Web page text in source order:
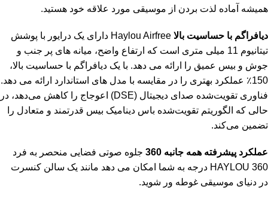
همیشه آماده لذت بردن از موسیقی مورد علاقه خود هستید.
دیافراگم با حساسیت بالا
Haylou Airfree دارای یک درایور با پوشش
تیتانیوم 11 میلی متری است که ارتفاع واضح، میانه های پر جنب و
جوش و بیس عمیق را ارائه می دهد. با یک دیافراگم با حساسیت بالا،
150٪ عملکرد بهتری را در مقایسه با مدل های استاندارد ارائه می دهد.
فناوری تقویت‌شده صدای دیجیتال (DSE) اعوجاج را کاهش می‌دهد، در
حالی که الگوریتم تقویت‌شده باس دینامیک بیس قدرتمند و متعادل را
تضمین می‌کند.
عملکرد پیشرفته همه جانبه 360
جلوه صوتی فضایی منحصر به فرد
HAYLOU 360 درجه به شما امکان می دهد مانند یک سالن کنسرت
در دنیای موسیقی غوطه ور شوید.